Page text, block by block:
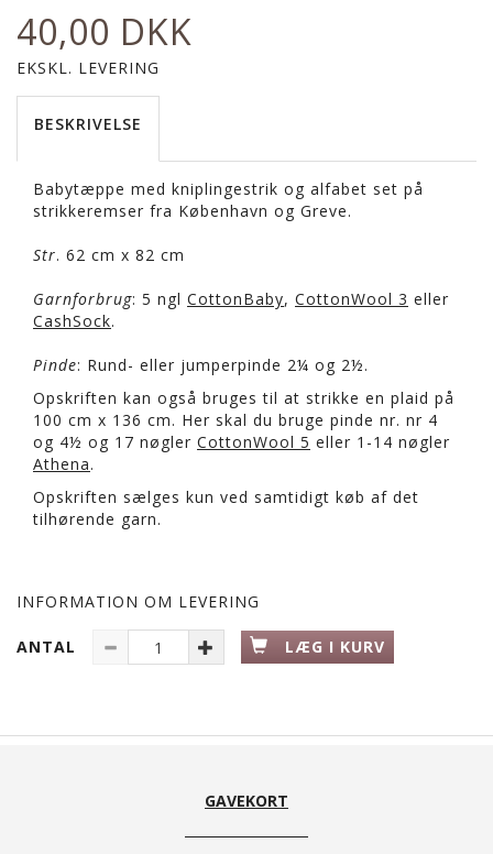
40,00 DKK
EKSKL. LEVERING
BESKRIVELSE
Babytæppe med kniplingestrik og alfabet set på
strikkeremser fra København og Greve.
Str. 62 cm x 82 cm
Garnforbrug: 5 ngl CottonBaby, CottonWool 3 eller
CashSock.
Pinde: Rund- eller jumperpinde 2¼ og 2½.
Opskriften kan også bruges til at strikke en plaid på
100 cm x 136 cm. Her skal du bruge pinde nr. nr 4
og 4½ og 17 nøgler CottonWool 5 eller 1-14 nøgler
Athena.
Opskriften sælges kun ved samtidigt køb af det
tilhørende garn.
INFORMATION OM LEVERING
ANTAL LÆG I KURV
GAVEKORT